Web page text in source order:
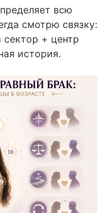
всю
смотрю связку:
+ центр
история.